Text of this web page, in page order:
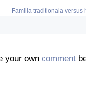
Familia traditionala versus
your own comment